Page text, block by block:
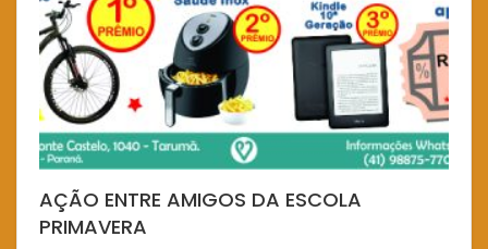
AÇÃO ENTRE AMIGOS DA ESCOLA
PRIMAVERA